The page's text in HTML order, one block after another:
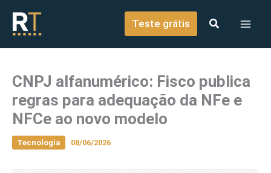
conteúdo
Teste grátis
CNPJ alfanumérico: Fisco publica
regras para adequação da NFe e
NFCe ao novo modelo
Tecnologia 08/06/2026